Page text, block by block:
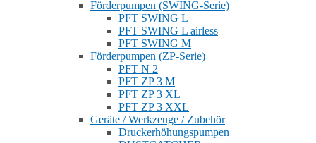
Förderpumpen (SWING-Serie)
PFT SWING L
PFT SWING L airless
PFT SWING M
Förderpumpen (ZP-Serie)
PFT N 2
PFT ZP 3 M
PFT ZP 3 XL
PFT ZP 3 XXL
Geräte / Werkzeuge / Zubehör
Druckerhöhungspumpen